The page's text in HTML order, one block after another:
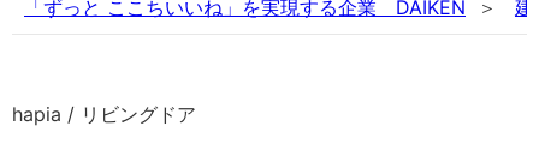
「ずっと ここちいいね」を実現する企業 DAIKEN 建
hapia / リビングドア